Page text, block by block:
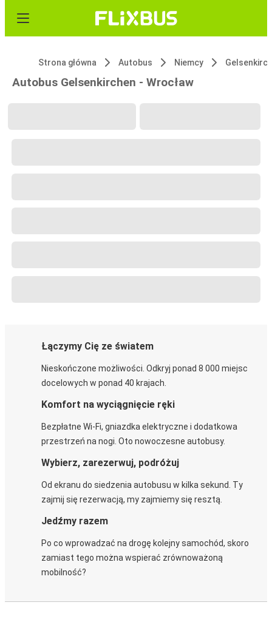
Strona główna Autobus Niemcy
Autobus Gelsenkirchen - Wrocław
Łączymy Cię ze światem
Nieskończone możliwości. Odkryj ponad 8 000 miejsc
docelowych w ponad 40 krajach.
Komfort na wyciągnięcie ręki
Bezpłatne Wi-Fi, gniazdka elektryczne i dodatkowa
przestrzeń na nogi. Oto nowoczesne autobusy.
Wybierz, zarezerwuj, podróżuj
Od ekranu do siedzenia autobusu w kilka sekund. Ty
zajmij się rezerwacją, my zajmiemy się resztą.
Jedźmy razem
Po co wprowadzać na drogę kolejny samochód, skoro
zamiast tego można wspierać zrównoważoną
mobilność?